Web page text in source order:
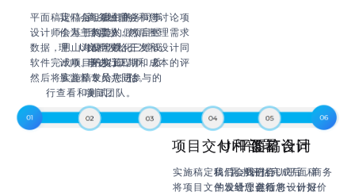
商务经理会和您讨论项
目需求，然后整理需求
文档发给开发和设计同
事进行工期和成本的评
估。
我们会组建由商务同事
作为主负责人，项目经
理、UI设计师、三维设
计师、开发工程师、质
量监督专员共同参与的
项目团队。
平面稿定稿后，我们的
设计师会基于构造的假
数据，用山海鲸可视化
软件完成项目的实施，
然后将实施稿发给您进
行查看和测试。
签订合同
需求评估完成后，商务
经理会给您一份报价
UI平面稿设计
我们会先进行UI平面稿
的设计，然后将设计好
项目交付和部署
实施稿定稿后，我们会
将项目文件发给您进行